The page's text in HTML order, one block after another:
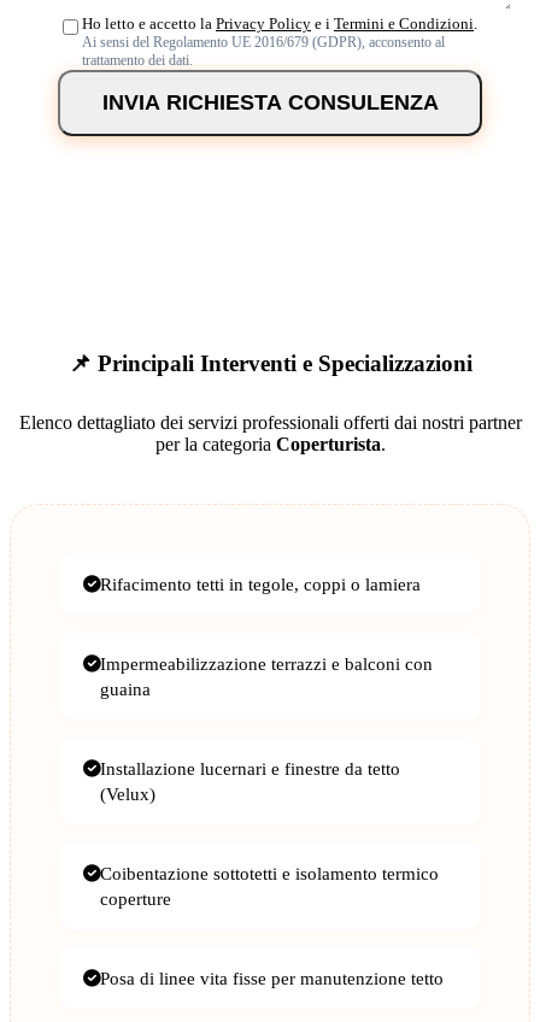
Ho letto e accetto la Privacy Policy e i Termini e Condizioni
Ai sensi del Regolamento UE 2016/679 (GDPR), acconsento al
trattamento dei dati.
INVIA RICHIESTA CONSULENZA
📌 Principali Interventi e Specializzazioni
Elenco dettagliato dei servizi professionali offerti dai nostri partner
per la categoria Coperturista.
Rifacimento tetti in tegole, coppi o lamiera
Impermeabilizzazione terrazzi e balconi con
guaina
Installazione lucernari e finestre da tetto
(Velux)
Coibentazione sottotetti e isolamento termico
coperture
Posa di linee vita fisse per manutenzione tetto